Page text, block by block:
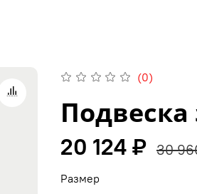
(0)
Подвеска
20 124 ₽ 30
Размер